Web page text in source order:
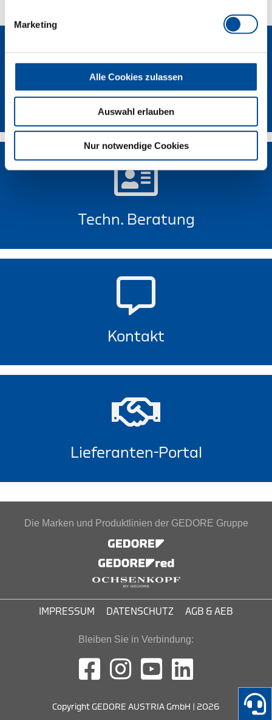
Marketing
Alle Cookies zulassen
Auswahl erlauben
Nur notwendige Cookies
GEDORE Torque Solutions Log-In
Techn. Beratung
Kontakt
Lieferanten-Portal
Die Marken und Produktlinien der GEDORE Gruppe
IMPRESSUM DATENSCHUTZ AGB & AEB
Bleiben Sie in Verbindung:
Copyright GEDORE AUSTRIA GmbH | 2026